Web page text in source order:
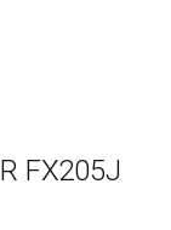
FX205J